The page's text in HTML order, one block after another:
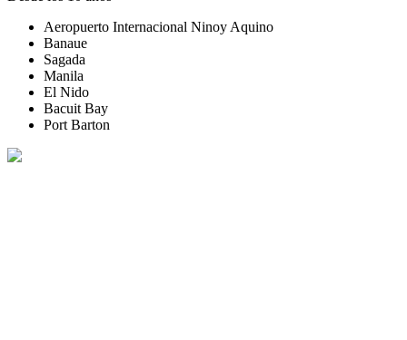
Aeropuerto Internacional Ninoy Aquino
Banaue
Sagada
Manila
El Nido
Bacuit Bay
Port Barton